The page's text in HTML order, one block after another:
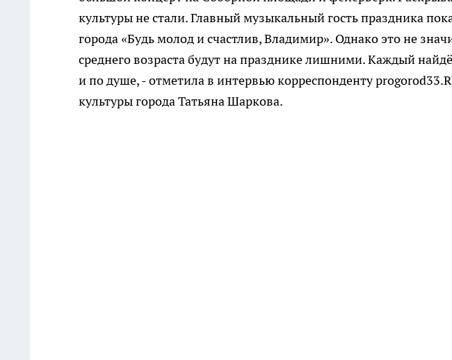
культуры не стали. Главный музыкальный гость праздника
города «Будь молод и счастлив, Владимир». Однако это не
среднего возраста будут на празднике лишними. Каждый
и по душе, - отметила в интервью корреспонденту
культуры города Татьяна Шаркова.